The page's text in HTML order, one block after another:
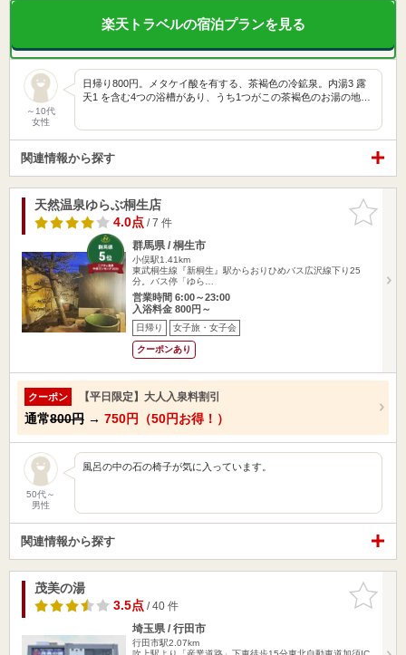
楽天トラベルの宿泊プランを見る
～10代
女性
日帰り800円。メタケイ酸を有する、茶褐色の冷鉱泉。内湯3 露
天1 を含む4つの浴槽があり、うち1つがこの茶褐色のお湯の地…
関連情報から探す
お気に入
りに追加
天然温泉ゆらぶ桐生店
4.0点/ 7 件
群馬県 / 桐生市
小俣駅1.41km
東武桐生線『新桐生』駅からおりひめバス広沢線下り25
分。バス停「ゆら…
営業時間 6:00～23:00
入浴料金 800円～
日帰り 女子旅・女子会
クーポンあり
クーポン 【平日限定】大人入泉料割引
通常800円 → 750円（50円お得！）
50代～
男性
風呂の中の石の椅子が気に入っています。
関連情報から探す
お気に入
りに追加
茂美の湯
3.5点/ 40 件
埼玉県 / 行田市
行田市駅2.07km